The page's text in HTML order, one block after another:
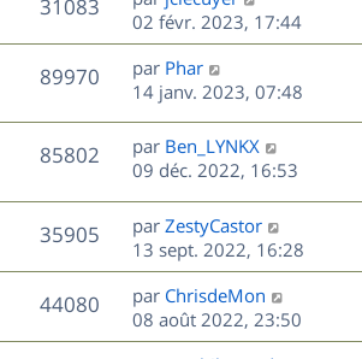
e
s
a
g
e
m
e
s
s
e
e
i
e
r
m
e
s
s
e
31083
u
e
e
r
n
i
e
r
m
s
a
e
02 févr. 2023, 17:44
89970V
u
e
s
D
e
n
i
r
m
e
s
a
par Phar
14 janv. 2023, 07:48
85802V
u
e
D
e
n
i
e
r
m
e
par Ben_LYNKX
09 déc. 2022, 16:53
35905V
u
D
e
r
n
i
e
par ZestyCastor
13 sept. 2022, 16:28
44080V
u
D
e
r
par ChrisdeMon
08 août 2022, 23:50